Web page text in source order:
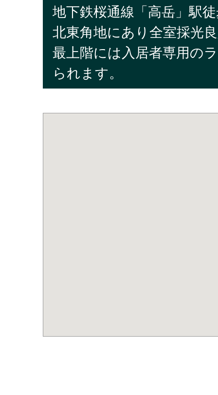
地下鉄桜通線「高岳」駅
北東角地にあり全室採光
最上階には入居者専用の
られます。